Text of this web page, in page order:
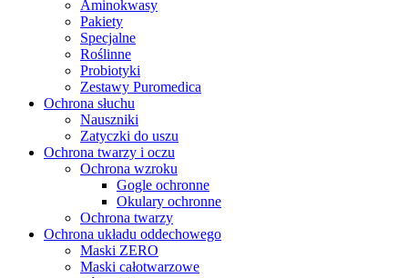
Aminokwasy
Pakiety
Specjalne
Roślinne
Probiotyki
Zestawy Puromedica
Ochrona słuchu
Nauszniki
Zatyczki do uszu
Ochrona twarzy i oczu
Ochrona wzroku
Gogle ochronne
Okulary ochronne
Ochrona twarzy
Ochrona układu oddechowego
Maski ZERO
Maski całotwarzowe